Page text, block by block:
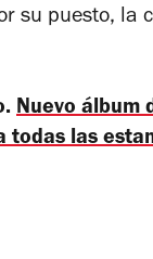
su puesto, la
Nuevo álbum
todas las